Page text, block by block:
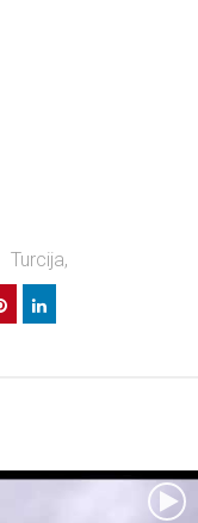
Turcija,